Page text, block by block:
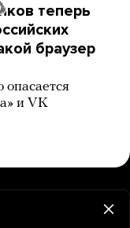
теперь
браузер
опасается
и VK